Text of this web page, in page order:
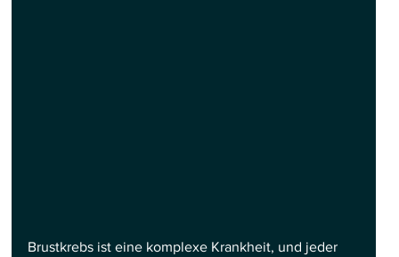
Brustkrebs ist eine komplexe Krankheit, und jeder